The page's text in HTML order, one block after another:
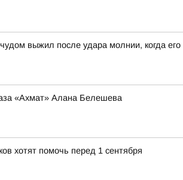
выжил после удара молнии, когда
«Ахмат» Алана Белешева
хотят помочь перед 1 сентября